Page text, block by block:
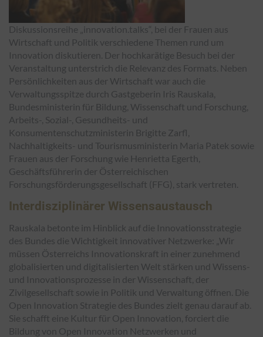
Diskussionsreihe „innovation.talks“, bei der Frauen aus
Wirtschaft und Politik verschiedene Themen rund um
Innovation diskutieren. Der hochkarätige Besuch bei der
Veranstaltung unterstrich die Relevanz des Formats. Neben
Persönlichkeiten aus der Wirtschaft war auch die
Verwaltungsspitze durch Gastgeberin Iris Rauskala,
Bundesministerin für Bildung, Wissenschaft und Forschung,
Arbeits-, Sozial-, Gesundheits- und
Konsumentenschutzministerin Brigitte Zarfl,
Nachhaltigkeits- und Tourismusministerin Maria Patek sowie
Frauen aus der Forschung wie Henrietta Egerth,
Geschäftsführerin der Österreichischen
Forschungsförderungsgesellschaft (FFG), stark vertreten.
Interdisziplinärer Wissensaustausch
Rauskala betonte im Hinblick auf die Innovationsstrategie
des Bundes die Wichtigkeit innovativer Netzwerke: „ Wir
müssen Österreichs Innovationskraft in einer zunehmend
globalisierten und digitalisierten Welt stärken und Wissens-
und Innovationsprozesse in der Wissenschaft, der
Zivilgesellschaft sowie in Politik und Verwaltung öffnen. Die
Open Innovation Strategie des Bundes zielt genau darauf ab.
Sie schafft eine Kultur für Open Innovation, forciert die
Bildung von Open Innovation Netzwerken und